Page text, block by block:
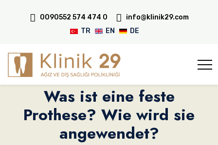
0090552 574 474 0
info@klinik29.com
TR
EN DE
Was ist eine feste
Prothese? Wie wird sie
angewendet?